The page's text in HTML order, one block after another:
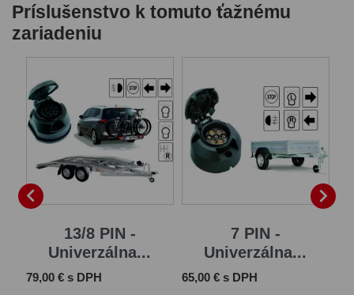
Príslušenstvo k tomuto ťažnému
zariadeniu

13/8 PIN -
Univerzálna...
Cena
79,00 € s DPH
7 PIN -
Univerzálna...
Cena
65,00 € s DPH
